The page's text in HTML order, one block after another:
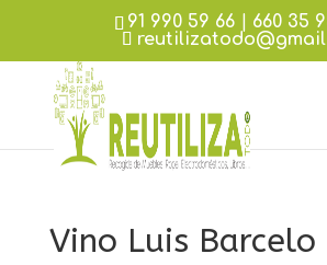
91 990 59 66
660 35
Vino Luis Barcelo